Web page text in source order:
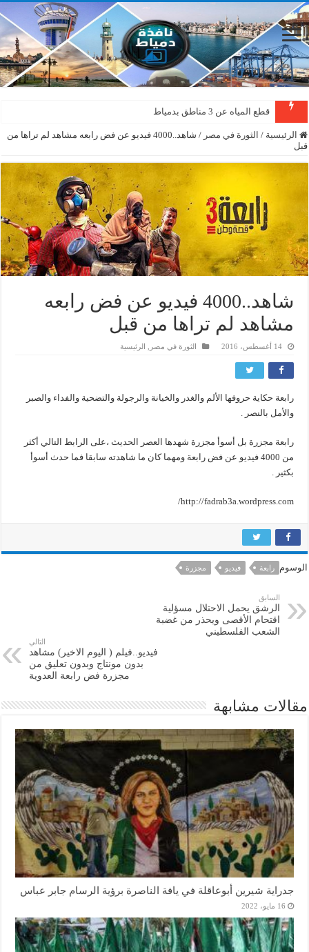
قطع المياه عن 3 مناطق بدمياط
الرئيسية / الثورة في مصر /
شاهد..4000 فيديو عن فض رابعه مشاهد لم تراها من
قبل
شاهد..4000 فيديو عن فض رابعه
مشاهد لم تراها من قبل
14 أغسطس، 2016 الثورة في مصر الرئيسية
رابعة حكاية حروفها الألم والغدر والخيانة والرجولة والتضحية والفداء والصبر
والأمل بالنصر .
رابعة مجزرة بل أسوأ مجزرة شهدها العصر الحديث ،على الرابط التالي أكثر
من 4000 فيديو عن فض رابعة ومهما كان ما شاهدته سابقا فما حدث أسوأ
بكثير .
http://fadrab3a.wordpress.com/
الوسوم رابعة فيديو مجزرة
السابق
الرشق يحمل الاحتلال مسؤلية
اقتحام الأقصى ويحذر من غضبة
الشعب الفلسطيني
التالي
فيديو..فيلم ( اليوم الاخير) مشاهد
بدون مونتاج وبدون تعليق من
مجزرة فض رابعة العدوية
مقالات مشابهة
جدراية شيرين أبوعاقلة في يافة الناصرة برؤية الرسام جابر عباس
16 مايو، 2022